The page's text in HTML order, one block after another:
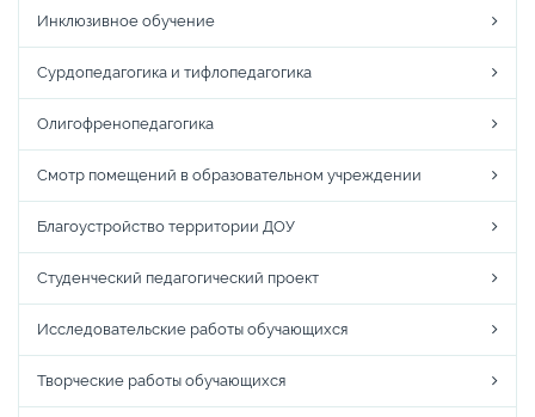
Инклюзивное обучение
Сурдопедагогика и тифлопедагогика
Олигофренопедагогика
Смотр помещений в образовательном учреждении
Благоустройство территории ДОУ
Студенческий педагогический проект
Исследовательские работы обучающихся
Творческие работы обучающихся